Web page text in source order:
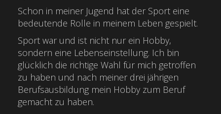
Schon in meiner Jugend hat der Sport eine
bedeutende Rolle in meinem Leben gespielt.
Sport war und ist nicht nur ein Hobby,
sondern eine Lebenseinstellung. Ich bin
glücklich die richtige Wahl für mich getroffen
zu haben und nach meiner drei jährigen
Berufsausbildung mein Hobby zum Beruf
gemacht zu haben.